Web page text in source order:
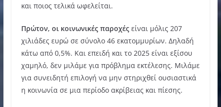
και ποιος τελικά ωφελείται.
Πρώτον, οι κοινωνικές παροχέςείναι μόλις 207
χιλιάδες ευρώ σε σύνολο 46 εκατομμυρίων. Δηλαδή
κάτω από 0,5%. Και επειδή και το 2025 είναι εξίσου
χαμηλό, δεν μιλάμε για πρόβλημα εκτέλεσης. Μιλάμε
για συνειδητή επιλογή να μην στηριχθεί ουσιαστικά
η κοινωνία σε μια περίοδο ακρίβειας και πίεσης.